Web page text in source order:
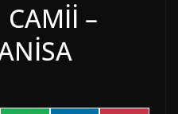
CAMİİ –